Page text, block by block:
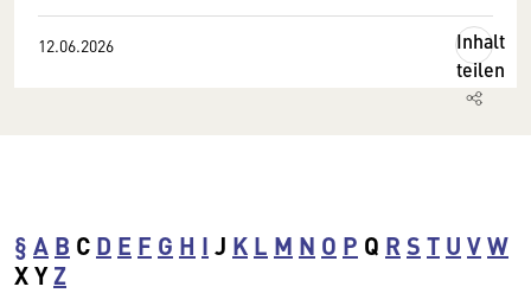
12.06.2026
Inhalt
teilen
§ A B C D E F G H I J K L M N O P Q RS T U VW
X YZ